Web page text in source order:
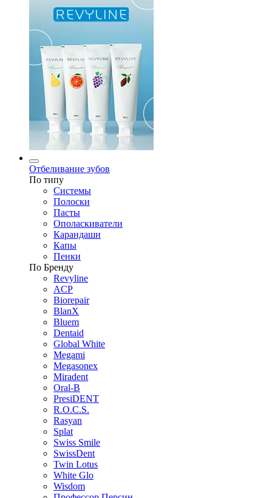
Отбеливание зубов
По типу
Системы
Полоски
Пасты
Ополаскиватели
Карандаши
Капы
Пенки
По Бренду
Revyline
ACP
Biorepair
BlanX
Bluem
Dentaid
Global White
Megami
Megasonex
Miradent
Oral-B
PresiDENT
R.O.C.S.
Rasyan
Splat
Swiss Smile
SwissDent
Twin Lotus
White Glo
Wisdom